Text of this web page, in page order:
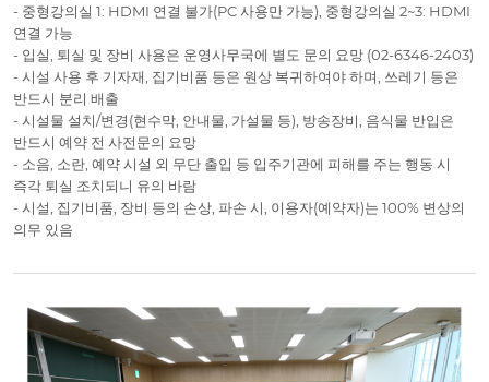
- 중형강의실 1: HDMI 연결 불가(PC 사용만 가능), 중형강의실 2~3: HDMI
연결 가능
- 입실, 퇴실 및 장비 사용은 운영사무국에 별도 문의 요망 (02-6346-2403)
- 시설 사용 후 기자재, 집기비품 등은 원상 복귀하여야 하며, 쓰레기 등은
반드시 분리 배출
- 시설물 설치/변경(현수막, 안내물, 가설물 등), 방송장비, 음식물 반입은
반드시 예약 전 사전문의 요망
- 소음, 소란, 예약 시설 외 무단 출입 등 입주기관에 피해를 주는 행동 시
즉각 퇴실 조치되니 유의 바람
- 시설, 집기비품, 장비 등의 손상, 파손 시, 이용자(예약자)는 100% 변상의
의무 있음